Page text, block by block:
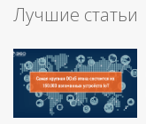
Лучшие статьи